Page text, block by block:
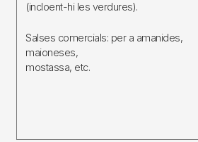
(incloent-hi les verdures).
Salses comercials: per a amanides,
maioneses,
mostassa, etc.